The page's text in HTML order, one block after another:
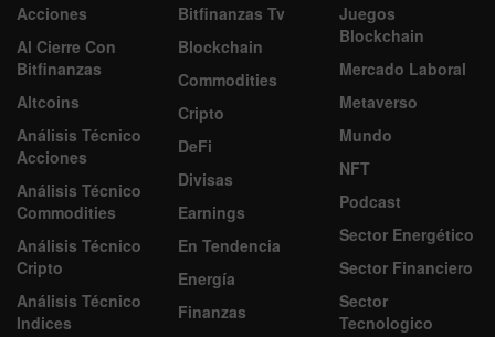
Acciones
Al Cierre Con
Bitfinanzas
Altcoins
Análisis Técnico
Acciones
Análisis Técnico
Commodities
Análisis Técnico
Cripto
Análisis Técnico
Indices
Bitfinanzas Tv
Blockchain
Commodities
Cripto
DeFi
Divisas
Earnings
En Tendencia
Energía
Finanzas
Juegos
Blockchain
Mercado Laboral
Metaverso
Mundo
NFT
Podcast
Sector Energético
Sector Financiero
Sector
Tecnologico